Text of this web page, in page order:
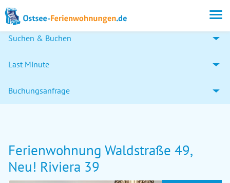
Suchen & Buchen
Last Minute
Buchungsanfrage
Ferienwohnung Waldstraße 49,
Neu! Riviera 39